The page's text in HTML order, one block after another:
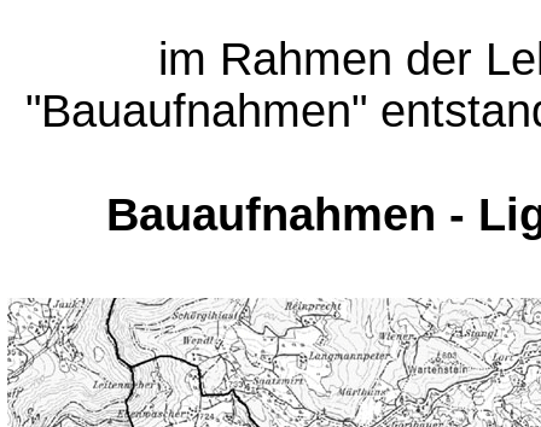
im Rahmen der
"Bauaufnahmen"
Bauaufnahmen -